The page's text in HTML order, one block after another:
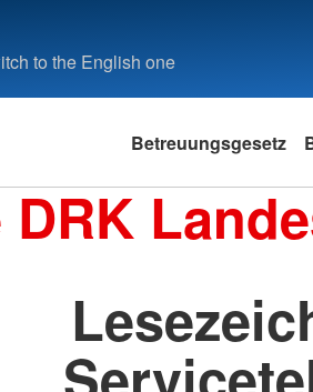
to the English one
Betreuungsgesetz
DRK